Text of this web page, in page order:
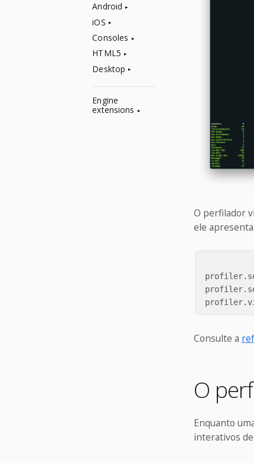
Android
iOS
Consoles
HTML5
Desktop
Engine
extensions
O perfilador
ele
profiler.
profiler.
profiler.
Consulte a
O
Enquanto
interativos